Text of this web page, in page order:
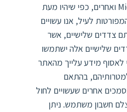
Microsoft, Adobe, CleanTalk ואחרים, כפי שיהיו מעת
לעיל, אנו עשויים
צדדים שלישיים, אשר
שלישיים אלה ישתמשו
לאסוף מידע עלייך מהאתר
בהתאם
אחרים שעשויים לחול
חשבון משתמש. ניתן